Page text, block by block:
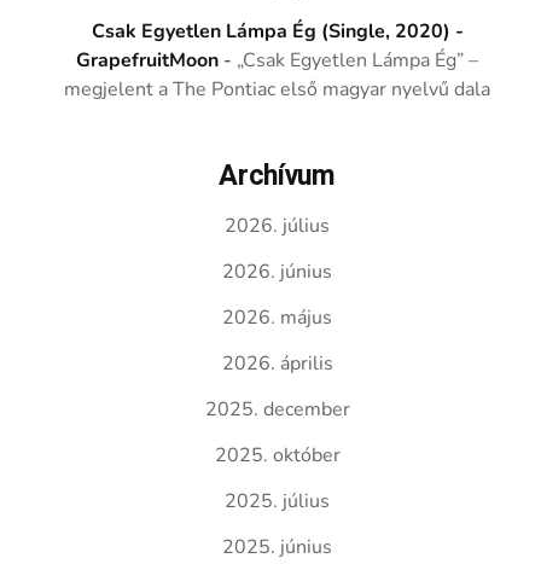
Csak Egyetlen Lámpa Ég (Single, 2020) -
GrapefruitMoon - „Csak Egyetlen Lámpa Ég” –
megjelent a The Pontiac első magyar nyelvű dala
Archívum
2026. július
2026. június
2026. május
2026. április
2025. december
2025. október
2025. július
2025. június